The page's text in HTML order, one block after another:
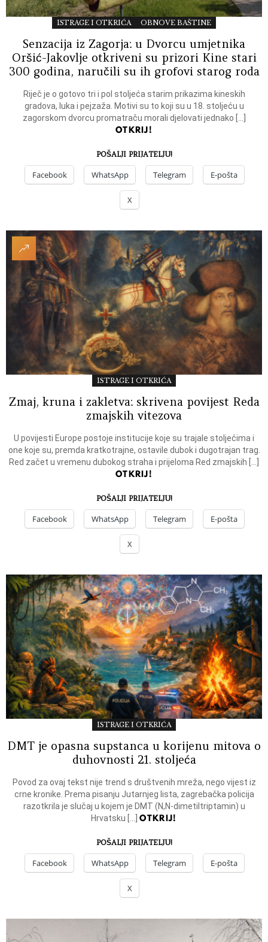
ISTRAGE I OTKRIĆA OBNOVE BAŠTINE
Senzacija iz Zagorja: u Dvorcu umjetnika
Oršić-Jakovlje otkriveni su prizori Kine stari
300 godina, naručili su ih grofovi starog roda
Riječ je o gotovo tri i pol stoljeća starim prikazima kineskih
gradova, luka i pejzaža. Motivi su to koji su u 18. stoljeću u
zagorskom dvorcu promatraču morali djelovati jednako […]
OTKRIJ!
POŠALJI PRIJATELJU!
Facebook WhatsApp Telegram E-pošta
X
ISTRAGE I OTKRIĆA
Zmaj, kruna i zakletva: skrivena povijest Reda
zmajskih vitezova
U povijesti Europe postoje institucije koje su trajale stoljećima i
one koje su, premda kratkotrajne, ostavile dubok i dugotrajan trag.
Red začet u vremenu dubokog straha i prijeloma Red zmajskih […]
OTKRIJ!
POŠALJI PRIJATELJU!
Facebook WhatsApp Telegram E-pošta
X
ISTRAGE I OTKRIĆA
DMT je opasna supstanca u korijenu mitova o
duhovnosti 21. stoljeća
Povod za ovaj tekst nije trend s društvenih mreža, nego vijest iz
crne kronike. Prema pisanju Jutarnjeg lista, zagrebačka policija
razotkrila je slučaj u kojem je DMT (N,N-dimetiltriptamin) u
Hrvatsku […]OTKRIJ!
POŠALJI PRIJATELJU!
Facebook WhatsApp Telegram E-pošta
X